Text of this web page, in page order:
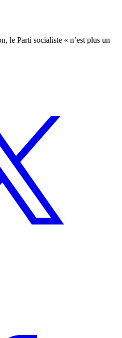
le Parti socialiste « n’est plus un